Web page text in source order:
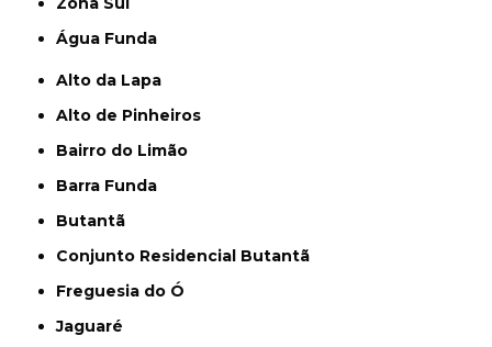
Água Funda
Alto da Lapa
Alto de Pinheiros
Bairro do Limão
Barra Funda
Butantã
Conjunto Residencial Butantã
Freguesia do Ó
Jaguaré